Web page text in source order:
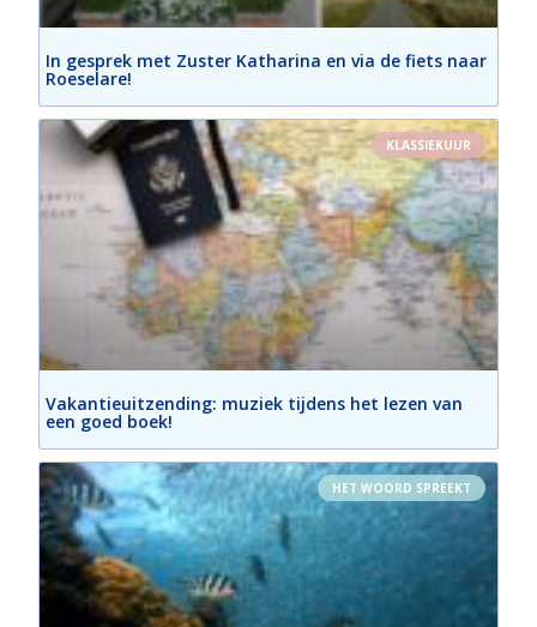
In gesprek met Zuster Katharina en via de fiets naar
Roeselare!
KLASSIEKUUR
Vakantieuitzending: muziek tijdens het lezen van
een goed boek!
HET WOORD SPREEKT